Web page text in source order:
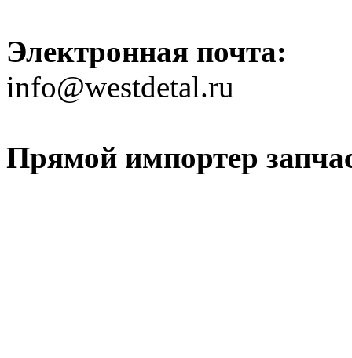
Электронная почта:
info@westdetal.ru
Прямой импортер